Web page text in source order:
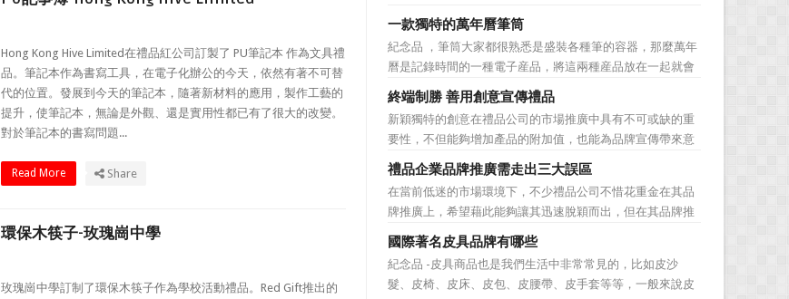
Hong Kong Hive Limited在禮品紅公司訂製了 PU筆記本 作為文具禮
品。筆記本作為書寫工具，在電子化辦公的今天，依然有著不可替
代的位置。發展到今天的筆記本，隨著新材料的應用，製作工藝的
提升，使筆記本，無論是外觀、還是實用性都已有了很大的改變。
對於筆記本的書寫問題...
Read More Share
環保木筷子-玫瑰崗中學
玫瑰崗中學訂制了環保木筷子作為學校活動禮品。Red Gift推出的
選。當你還在髮愁老爸生日禮物送什麼的時候，一款真皮皮
帶就是非常不錯的選擇。但是真皮皮帶如果疏於保養，也會
黯然失色，出現裂痕和破損的痕跡，今天小編就爲大家分享
真皮皮帶的注意事項...
一款獨特的萬年曆筆筒
紀念品 ，筆筒大家都很熟悉是盛裝各種筆的容器，那麼萬年
曆是記錄時間的一種電子産品，將這兩種産品放在一起就會
組合成一個新的産品—萬年曆筆筒，今天小編就來爲您介紹
一款獨特的萬年曆筆筒。 筆筒美觀大方，他是採用皮
料、鐵架和鋁片做外觀，是一款多功能萬年曆筆筒，集時間
溫度，年、月...
終端制勝 善用創意宣傳禮品
新穎獨特的創意在禮品公司的市場推廣中具有不可或缺的重
要性，不但能夠增加產品的附加值，也能為品牌宣傳帶來意
想不到的促進作用。禮品公司如果能夠巧妙運用這些獨具創
意的宣傳禮品來提升宣傳技巧，在終端推廣中將更具競爭
力。 打火機、煙灰缸、鑰匙鏈、毛巾……當今市場上的
宣傳品幾乎是司空...
禮品企業品牌推廣需走出三大誤區
在當前低迷的市場環境下，不少禮品公司不惜花重金在其品
牌推廣上，希望藉此能夠讓其迅速脫穎而出，但在其品牌推
廣的營銷管理思路上，也有許多禮品企業走入了幾大誤區而
無法自拔，這其中，最為常見的誤區有： 誤區一：不清
楚品牌到底在表達什麼 很多禮品企業在推廣品牌之前，
不知道到...
國際著名皮具品牌有哪些
紀念品 -皮具商品也是我們生活中非常常見的，比如皮沙
髮、皮椅、皮床、皮包、皮腰帶、皮手套等等，一般來說皮